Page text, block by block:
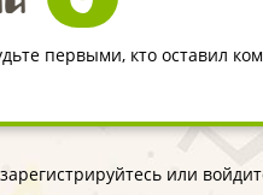
первыми, кто оставил
или